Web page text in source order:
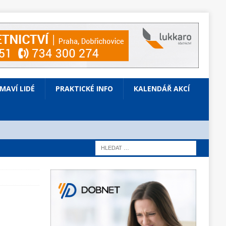
LIDÉ PRAKTICKÉ INFO KALENDÁŘ AKCÍ